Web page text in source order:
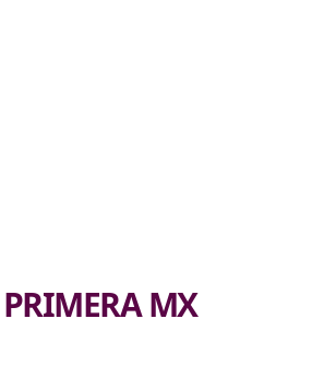
PRIMERA MX